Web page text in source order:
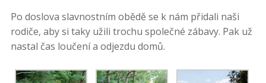
Po doslova slavnostním obědě se k nám přidali naši
rodiče, aby si taky užili trochu společné zábavy. Pak už
nastal čas loučení a odjezdu domů.